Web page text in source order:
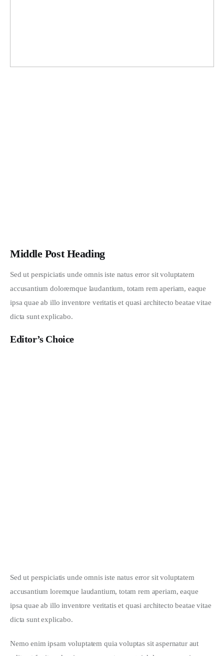
Middle Post Heading
Sed ut perspiciatis unde omnis iste natus error sit voluptatem
accusantium doloremque laudantium, totam rem aperiam, eaque
ipsa quae ab illo inventore veritatis et quasi architecto beatae vitae
dicta sunt explicabo.
Editor’s Choice
Sed ut perspiciatis unde omnis iste natus error sit voluptatem
accusantium loremque laudantium, totam rem aperiam, eaque
ipsa quae ab illo inventore veritatis et quasi architecto beatae vitae
dicta sunt explicabo.
Nemo enim ipsam voluptatem quia voluptas sit aspernatur aut